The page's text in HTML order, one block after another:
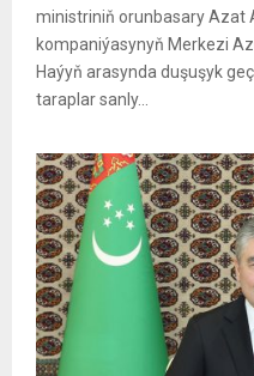
ministriniň orunbasary Azat
kompaniýasynyň Merkezi
Haýyň arasynda duşuşyk
taraplar sanly...